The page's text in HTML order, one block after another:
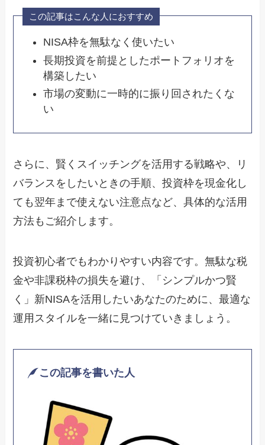
この記事はこんな人におすすめ
NISA枠を無駄なく使いたい
長期投資を前提としたポートフォリオを
構築したい
市場の変動に一時的に振り回されたくな
い
さらに、賢くスイッチングを活用する戦略や、リ
バランスをしたいときの手順、投資枠を現金化し
ても翌年まで使えない注意点など、具体的な活用
方法もご紹介します。
投資初心者でもわかりやすい内容です。無駄な税
金や非課税枠の損失を避け、「シンプルかつ賢
く」新NISAを活用したいあなたのために、最適な
運用スタイルを一緒に見つけていきましょう。
この記事を書いた人